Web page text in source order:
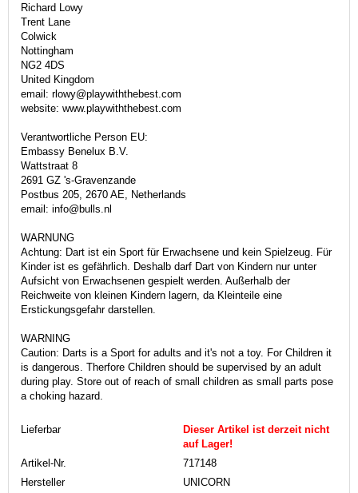
Richard Lowy
Trent Lane
Colwick
Nottingham
NG2 4DS
United Kingdom
email: rlowy@playwiththebest.com
website: www.playwiththebest.com
Verantwortliche Person EU:
Embassy Benelux B.V.
Wattstraat 8
2691 GZ 's-Gravenzande
Postbus 205, 2670 AE, Netherlands
email: info@bulls.nl
WARNUNG
Achtung: Dart ist ein Sport für Erwachsene und kein Spielzeug. Für
Kinder ist es gefährlich. Deshalb darf Dart von Kindern nur unter
Aufsicht von Erwachsenen gespielt werden. Außerhalb der
Reichweite von kleinen Kindern lagern, da Kleinteile eine
Erstickungsgefahr darstellen.
WARNING
Caution: Darts is a Sport for adults and it's not a toy. For Children it
is dangerous. Therfore Children should be supervised by an adult
during play. Store out of reach of small children as small parts pose
a choking hazard.
Lieferbar
Dieser Artikel ist derzeit nicht
auf Lager!
Artikel-Nr.
717148
Hersteller
UNICORN